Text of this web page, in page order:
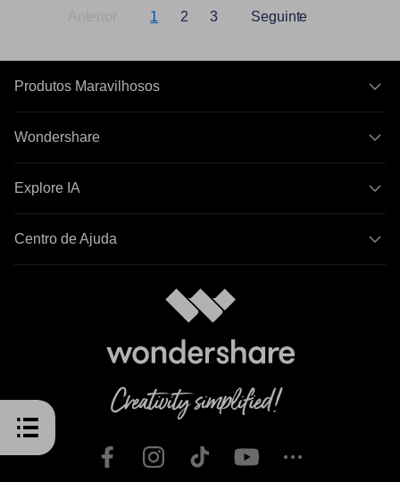
1 2 3 Seguinte
Produtos Maravilhosos
Wondershare
Explore IA
Centro de Ajuda